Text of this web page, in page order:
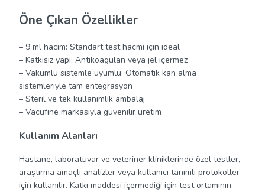
Öne Çıkan Özellikler
– 9 ml hacim: Standart test hacmi için ideal
– Katkısız yapı: Antikoagülan veya jel içermez
– Vakumlu sistemle uyumlu: Otomatik kan alma
sistemleriyle tam entegrasyon
– Steril ve tek kullanımlık ambalaj
– Vacufine markasıyla güvenilir üretim
Kullanım Alanları
Hastane, laboratuvar ve veteriner kliniklerinde özel testler,
araştırma amaçlı analizler veya kullanıcı tanımlı protokoller
için kullanılır. Katkı maddesi içermediği için test ortamının